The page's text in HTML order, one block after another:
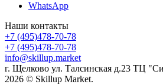
WhatsApp
Наши контакты
+7 (495)478-70-78
+7 (495)478-70-78
info@skillup.market
г. Щелково ул. Талсинская д.23 ТЦ
2026 © Skillup Market.